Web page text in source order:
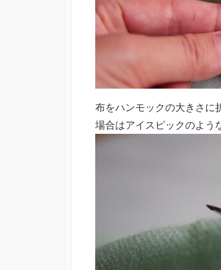
布をハンモックの大きさに
場合はアイスピックのよう